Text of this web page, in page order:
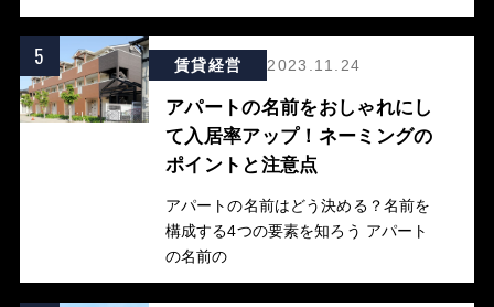
5 賃貸経営 2023.11.24
アパートの名前をおしゃれにし
て入居率アップ！ネーミングの
ポイントと注意点
アパートの名前はどう決める？名前を
構成する4つの要素を知ろう アパート
の名前の